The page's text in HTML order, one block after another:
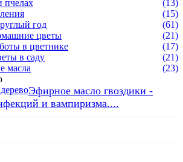
пчелах
(13)
(15)
год
(61)
цветы
(21)
в цветнике
(17)
в саду
(21)
масла
(23)
Эфирное масло гвоздики -
и вампиризма....